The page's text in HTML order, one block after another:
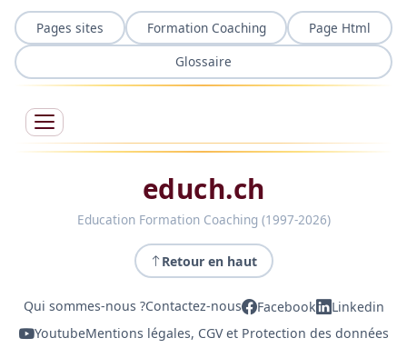
Pages sites Formation Coaching
Page Html
Glossaire
educh.ch
Education Formation Coaching (1997-2026)
Retour en haut
Qui sommes-nous ?Contactez-nous Facebook
Linkedin
YoutubeMentions légales, CGV et Protection des données